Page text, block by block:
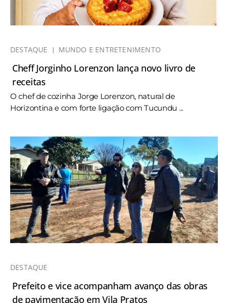
DESTAQUE MUNDO E ENTRETENIMENTO
Cheff Jorginho Lorenzon lança novo livro de
receitas
O chef de cozinha Jorge Lorenzon, natural de
Horizontina e com forte ligação com Tucundu ...
DESTAQUE
Prefeito e vice acompanham avanço das obras
de pavimentação em Vila Pratos